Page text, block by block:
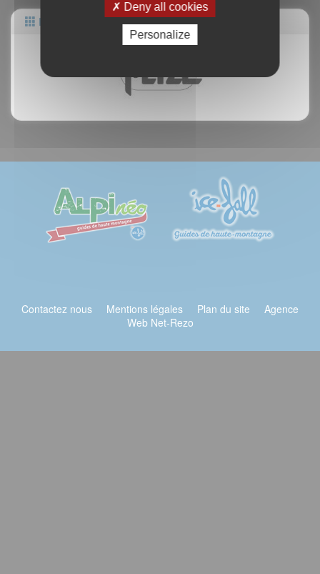
Partenaires
Contactez nous Mentions légales Plan du site
Agence
Web Net-Rezo
Deny all cookies
Personalize